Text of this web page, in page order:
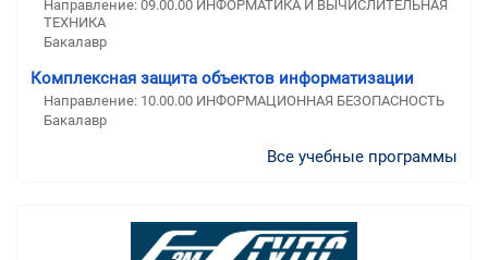
Направление: 09.00.00 ИНФОРМАТИКА И ВЫЧИСЛИТЕЛЬНАЯ
ТЕХНИКА
Бакалавр
Комплексная защита объектов информатизации
Направление: 10.00.00 ИНФОРМАЦИОННАЯ БЕЗОПАСНОСТЬ
Бакалавр
Все учебные программы